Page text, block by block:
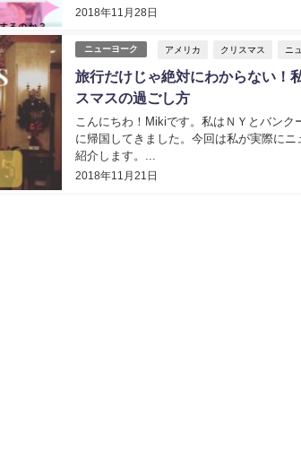
2018年11月28日
します。今回はなぜ海外ではチップが発生
ニューヨーク アメリカ クリスマス ニ
旅行だけじゃ絶対にわからない！
スマスの過ごし方
2018年11月21日
こんにちわ！Mikiです。私はＮＹとバン
に帰国してきました。今回は私が実際に
紹介します。...